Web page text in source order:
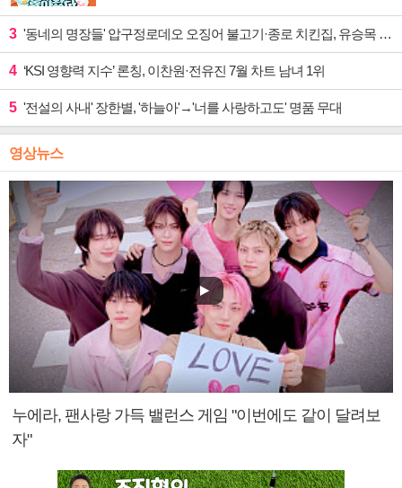
3 '동네의 명장들' 압구정로데오 오징어 불고기·종로 치킨집, 유승목 입맛 저격
4 ‘KSI 영향력 지수’ 론칭, 이찬원·전유진 7월 차트 남녀 1위
5 '전설의 사내' 장한별, '하늘아'→'너를 사랑하고도' 명품 무대
영상뉴스
누에라, 팬사랑 가득 밸런스 게임 "이번에도 같이 달려보
자"